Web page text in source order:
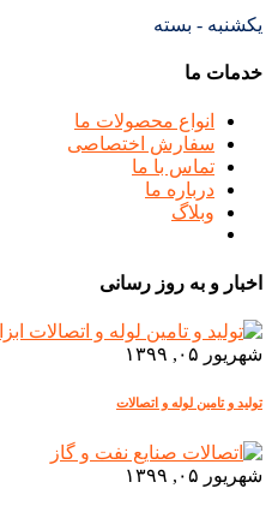
یکشنبه - بسته
خدمات ما
انواع محصولات ما
سفارش اختصاصی
تماس با ما
درباره ما
وبلاگ
اخبار و به روز رسانی
شهریور ۰۵, ۱۳۹۹
تولید و تامین لوله و اتصالات
شهریور ۰۵, ۱۳۹۹